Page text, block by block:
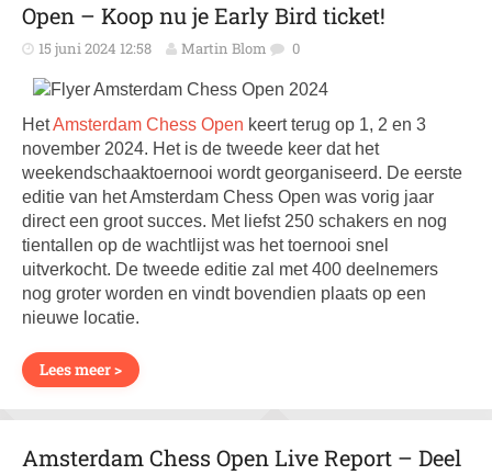
Open – Koop nu je Early Bird ticket!
15 juni 2024 12:58 Martin Blom 0
HetAmsterdam Chess Open keert terug op 1, 2 en 3
november 2024. Het is de tweede keer dat het
weekendschaaktoernooi wordt georganiseerd. De eerste
editie van het Amsterdam Chess Open was vorig jaar
direct een groot succes. Met liefst 250 schakers en nog
tientallen op de wachtlijst was het toernooi snel
uitverkocht. De tweede editie zal met 400 deelnemers
nog groter worden en vindt bovendien plaats op een
nieuwe locatie.
Lees meer >
Amsterdam Chess Open Live Report – Deel